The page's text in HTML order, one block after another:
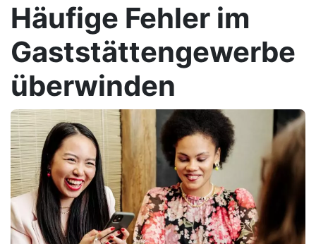
Häufige Fehler im
Gaststättengewerbe
überwinden